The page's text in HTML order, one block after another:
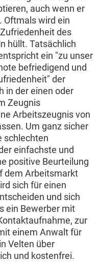
auch wenn er
Oftmals wird ein
des
hüllt. Tatsächlich
ein "zu unser
befriedigend und
der
in der einen oder
Zeugnis
Arbeitszeugnis von
Um ganz sicher
schlechten
einfachste und
positive Beurteilung
dem Arbeitsmarkt
sich für einen
und sich
ein Bewerber mit
zur
einem Anwalt für
Velten über
und kostenfrei.